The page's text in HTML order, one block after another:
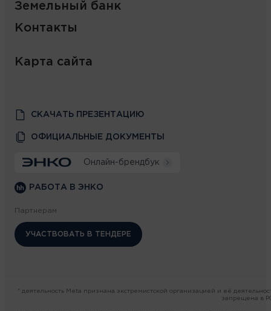
Земельный банк
Контакты
Карта сайта
СКАЧАТЬ ПРЕЗЕНТАЦИЮ
ОФИЦИАЛЬНЫЕ ДОКУМЕНТЫ
Онлайн-брендбук
РАБОТА В ЭНКО
Партнерам
УЧАСТВОВАТЬ В ТЕНДЕРЕ
* деятельность Meta признана экстремистской организацией и её
запрещена в